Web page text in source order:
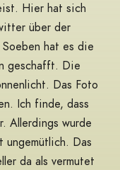
Hier hat sich
über der
hat es die
geschafft. Die
Das Foto
Ich finde, dass
Allerdings wurde
ungemütlich. Das
da als vermutet